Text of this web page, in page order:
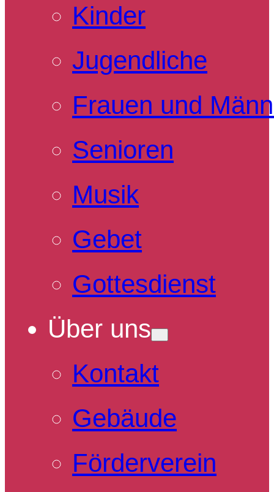
Kinder
Jugendliche
Frauen und
Senioren
Musik
Gebet
Gottesdienst
Über uns
Kontakt
Gebäude
Förderverein